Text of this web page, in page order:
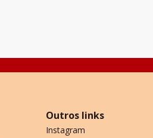
Outros links
Instagram